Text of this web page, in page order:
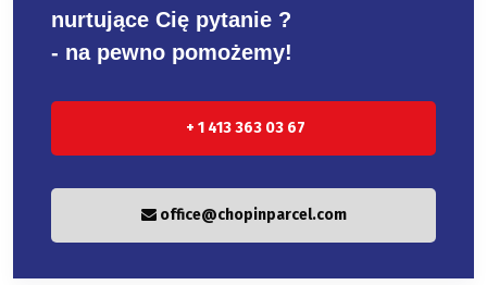
nurtujące Cię pytanie ?
- na pewno pomożemy!
+ 1 413 363 03 67
office@chopinparcel.com